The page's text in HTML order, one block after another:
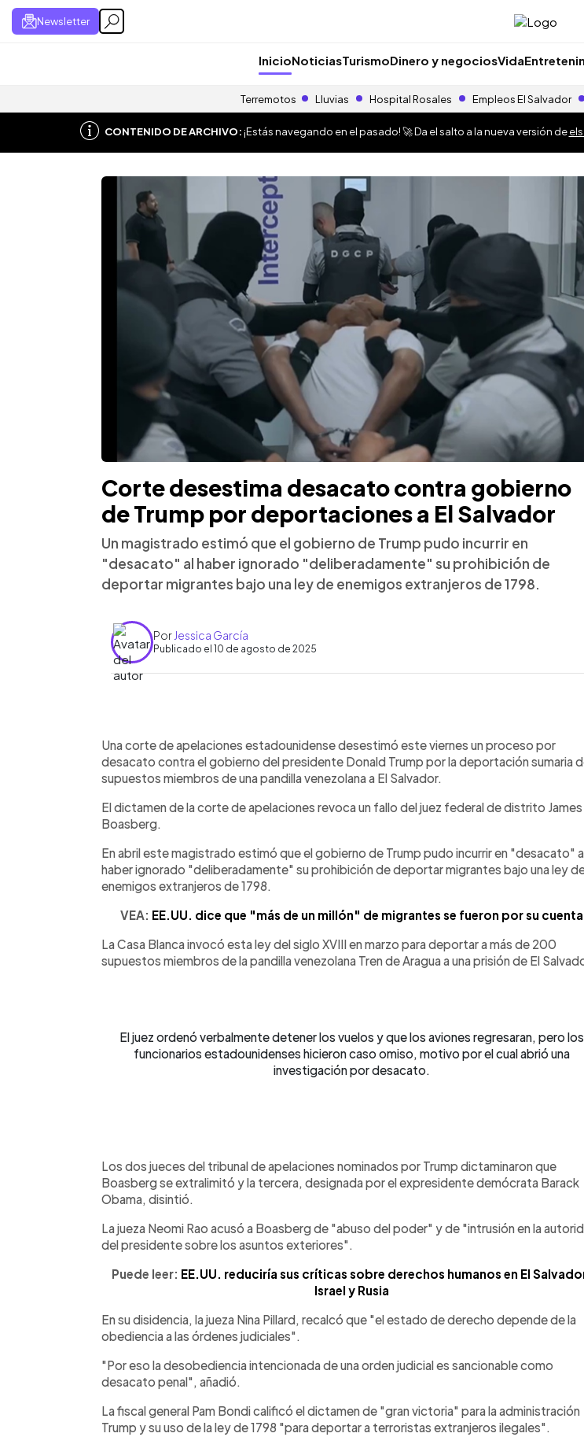
Newsletter
InicioNoticiasTurismoDinero y negociosVida
Terremotos Lluvias Hospital Rosales Empleos El Salvador
CONTENIDO DE ARCHIVO:¡Estás navegando en el pasado! 🚀 Da el salto a la nueva versión de
Corte desestima desacato contra gobierno
de Trump por deportaciones a El Salvador
Un magistrado estimó que el gobierno de Trump pudo incurrir en
"desacato" al haber ignorado "deliberadamente" su prohibición de
deportar migrantes bajo una ley de enemigos extranjeros de 1798.
Por Jessica García
Publicado el 10 de agosto de 2025
Escuchar artículo
Una corte de apelaciones estadounidense desestimó este viernes un proceso por
desacato contra el gobierno del presidente Donald Trump por la deportación sumaria
supuestos miembros de una pandilla venezolana a El Salvador.
El dictamen de la corte de apelaciones revoca un fallo del juez federal de distrito James
Boasberg.
En abril este magistrado estimó que el gobierno de Trump pudo incurrir en "desacato"
haber ignorado "deliberadamente" su prohibición de deportar migrantes bajo una ley
enemigos extranjeros de 1798.
VEA: EE.UU. dice que "más de un millón" de migrantes se fueron por su cuenta
La Casa Blanca invocó esta ley del siglo XVIII en marzo para deportar a más de 200
supuestos miembros de la pandilla venezolana Tren de Aragua a una prisión de El
El juez ordenó verbalmente detener los vuelos y que los aviones regresaran, pero los
funcionarios estadounidenses hicieron caso omiso, motivo por el cual abrió una
investigación por desacato.
Los dos jueces del tribunal de apelaciones nominados por Trump dictaminaron que
Boasberg se extralimitó y la tercera, designada por el expresidente demócrata Barack
Obama, disintió.
La jueza Neomi Rao acusó a Boasberg de "abuso del poder" y de "intrusión en la
del presidente sobre los asuntos exteriores".
Puede leer: EE.UU. reduciría sus críticas sobre derechos humanos en El
Israel y Rusia
En su disidencia, la jueza Nina Pillard, recalcó que "el estado de derecho depende de la
obediencia a las órdenes judiciales".
"Por eso la desobediencia intencionada de una orden judicial es sancionable como
desacato penal", añadió.
La fiscal general Pam Bondi calificó el dictamen de "gran victoria" para la administración
Trump y su uso de la ley de 1798 "para deportar a terroristas extranjeros ilegales".